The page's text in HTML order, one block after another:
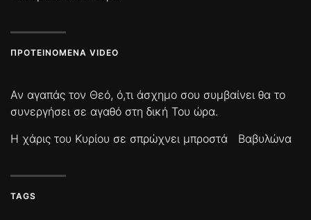
ΠΡΟΤΕΙΝΌΜΕΝΑ VIDEO
Αν αγαπάς τον Θεό, ό,τι άσχημο σου συμβαίνει θα το
συνεργήσει σε αγαθό στη δική Του ώρα.
Η χάρις του Κυρίου σε σπρώχνει μπροστά
Βαβυλώνα
TAGS